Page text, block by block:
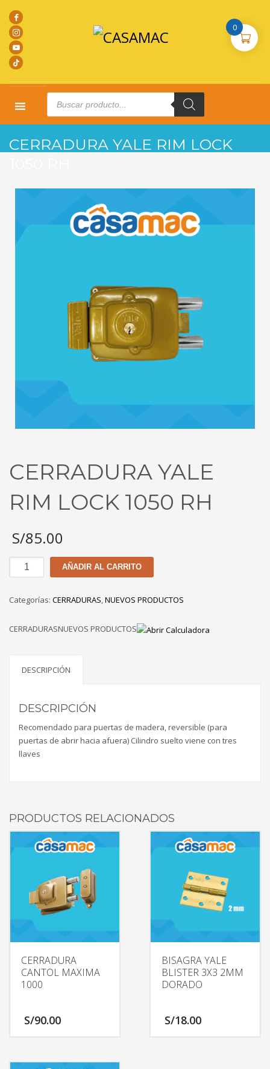
Products
search
CERRADURA YALE RIM LOCK
CERRADURA YALE
RIM LOCK 1050 RH
S/85.00
CERRADURA
YALE
LOCK
RH
AÑADIR AL CARRITO
Categorías: CERRADURAS,NUEVOS PRODUCTOS
CERRADURASNUEVOS PRODUCTOS
DESCRIPCIÓN
DESCRIPCIÓN
Recomendado para puertas de madera, reversible (para
puertas de abrir hacia afuera) Cilindro suelto viene con tres
llaves
PRODUCTOS RELACIONADOS
CERRADURA
CANTOL MAXIMA
1000
S/90.00
BISAGRA YALE
BLISTER 3X3 2MM
DORADO
S/18.00
0